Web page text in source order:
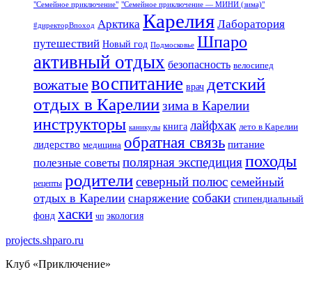
"Семейное приключение" "Семейное приключение — МИНИ (зима)"
#директорВпоход Арктика Карелия Лаборатория
путешествий Новый год Подмосковье Шпаро
активный отдых безопасность велосипед
вожатые воспитание врач детский
отдых в Карелиизима в Карелии
инструкторы каникулы книга лайфхак лето в Карелии
лидерство медицина обратная связь питание
полезные советы полярная экспедицияпоходы
рецепты родителисеверный полюс семейный
отдых в Карелии снаряжение собаки стипендиальный
фонд хаски чп экология
projects.shparo.ru
Клуб «Приключение»